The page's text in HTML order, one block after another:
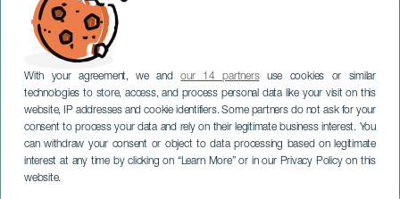
With your agreement, we andour 14 partnersuse cookies or similar
technologies to store, access, and process personal data like your visit on this
website, IP addresses and cookie identifiers. Some partners do not ask for your
consent to process your data and rely on their legitimate business interest. You
can withdraw your consent or object to data processing based on legitimate
interest at any time by clicking on “Learn More” or in our Privacy Policy on this
website.
Grease: Un musical
Ramaladindown
GRAN CANARIA